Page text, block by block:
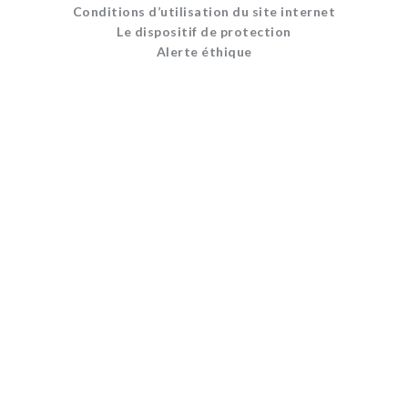
Conditions d’utilisation du site internet
Le dispositif de protection
Alerte éthique